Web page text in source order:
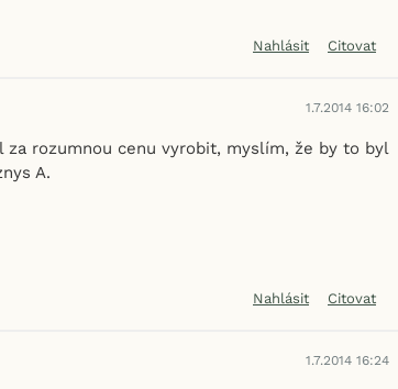
Nahlásit Citovat
1.7.2014 16:02
za rozumnou cenu vyrobit, myslím, že by to byl
A.
Nahlásit Citovat
1.7.2014 16:24